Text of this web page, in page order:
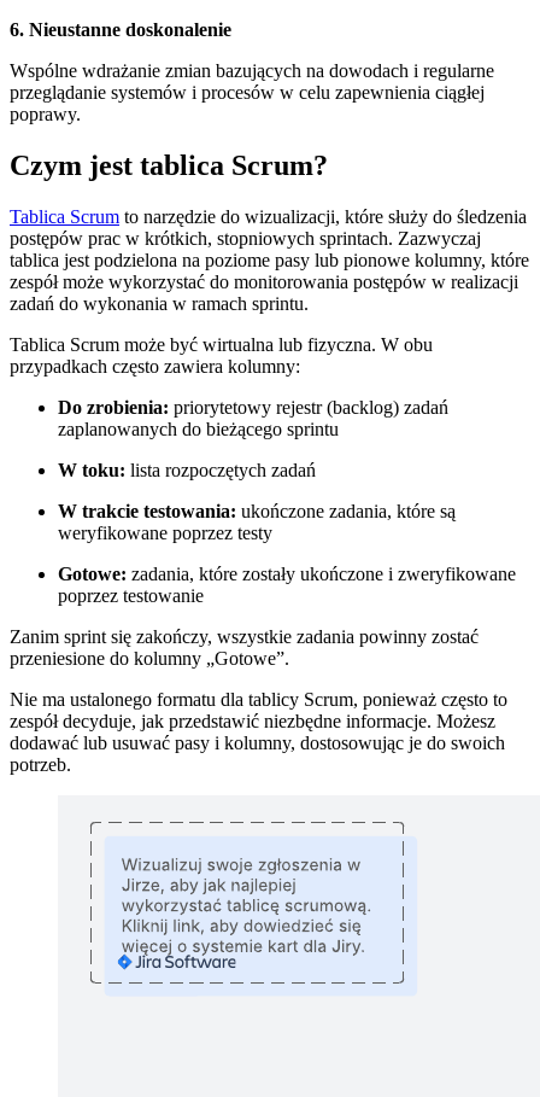
6. Nieustanne doskonalenie
Wspólne wdrażanie zmian bazujących na dowodach i regularne
przeglądanie systemów i procesów w celu zapewnienia ciągłej
poprawy.
Czym jest tablica Scrum?
Tablica Scrum to narzędzie do wizualizacji, które służy do śledzenia
postępów prac w krótkich, stopniowych sprintach. Zazwyczaj
tablica jest podzielona na poziome pasy lub pionowe kolumny, które
zespół może wykorzystać do monitorowania postępów w realizacji
zadań do wykonania w ramach sprintu.
Tablica Scrum może być wirtualna lub fizyczna. W obu
przypadkach często zawiera kolumny:
Do zrobienia: priorytetowy rejestr (backlog) zadań
zaplanowanych do bieżącego sprintu
W toku: lista rozpoczętych zadań
W trakcie testowania: ukończone zadania, które są
weryfikowane poprzez testy
Gotowe: zadania, które zostały ukończone i zweryfikowane
poprzez testowanie
Zanim sprint się zakończy, wszystkie zadania powinny zostać
przeniesione do kolumny „Gotowe”.
Nie ma ustalonego formatu dla tablicy Scrum, ponieważ często to
zespół decyduje, jak przedstawić niezbędne informacje. Możesz
dodawać lub usuwać pasy i kolumny, dostosowując je do swoich
potrzeb.